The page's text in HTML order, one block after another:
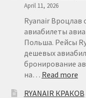
April 11, 2026
Ryanair Вроцлав
авиабилеты
Польша. Рейсы
дешевых
бронирование
на… Read more:
RYANAIR КРАКОВ